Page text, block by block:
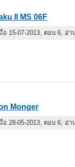
II MS 06F
อ 15-07-2013, ตอบ 6, อ่า
Monger
อ 28-05-2013, ตอบ 6, อ่า